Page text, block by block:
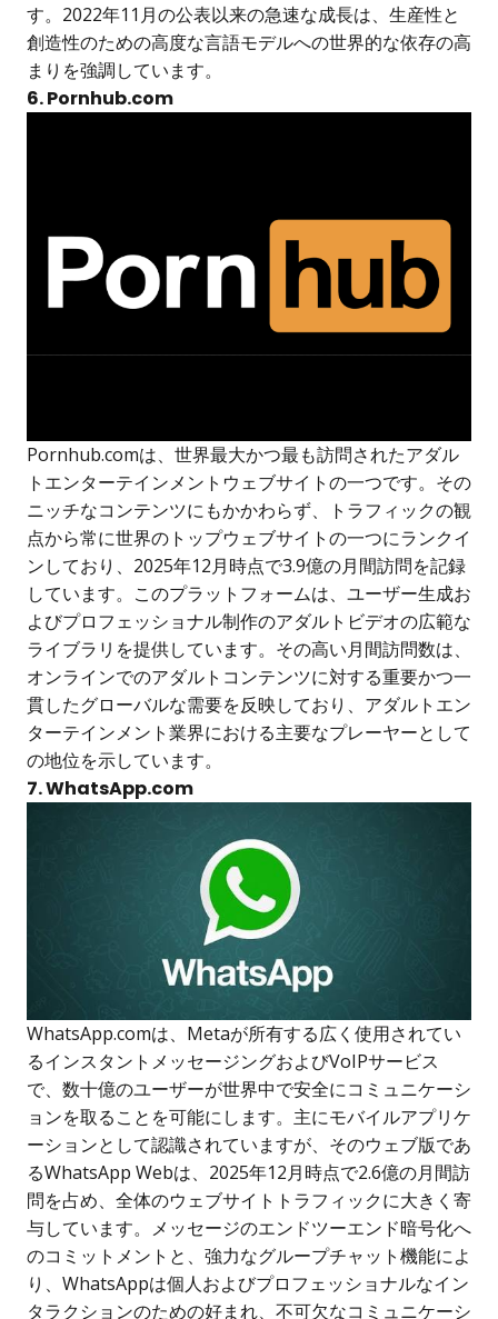
す。2022年11月の公表以来の急速な成長は、生産性と
創造性のための高度な言語モデルへの世界的な依存の高
まりを強調しています。
6. Pornhub.com
Pornhub.comは、世界最大かつ最も訪問されたアダル
トエンターテインメントウェブサイトの一つです。その
ニッチなコンテンツにもかかわらず、トラフィックの観
点から常に世界のトップウェブサイトの一つにランクイ
ンしており、2025年12月時点で3.9億の月間訪問を記録
しています。このプラットフォームは、ユーザー生成お
よびプロフェッショナル制作のアダルトビデオの広範な
ライブラリを提供しています。その高い月間訪問数は、
オンラインでのアダルトコンテンツに対する重要かつ一
貫したグローバルな需要を反映しており、アダルトエン
ターテインメント業界における主要なプレーヤーとして
の地位を示しています。
7. WhatsApp.com
WhatsApp.comは、Metaが所有する広く使用されてい
るインスタントメッセージングおよびVoIPサービス
で、数十億のユーザーが世界中で安全にコミュニケーシ
ョンを取ることを可能にします。主にモバイルアプリケ
ーションとして認識されていますが、そのウェブ版であ
るWhatsApp Webは、2025年12月時点で2.6億の月間訪
問を占め、全体のウェブサイトトラフィックに大きく寄
与しています。メッセージのエンドツーエンド暗号化へ
のコミットメントと、強力なグループチャット機能によ
り、WhatsAppは個人およびプロフェッショナルなイン
タラクションのための好まれ、不可欠なコミュニケーシ